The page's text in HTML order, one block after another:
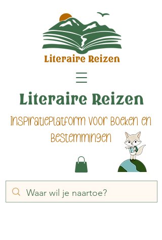
Inspiratieplatform voor boeken en
bestemmingen
Literaire Reizen